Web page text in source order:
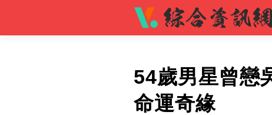
54歲男星曾戀
命運奇緣